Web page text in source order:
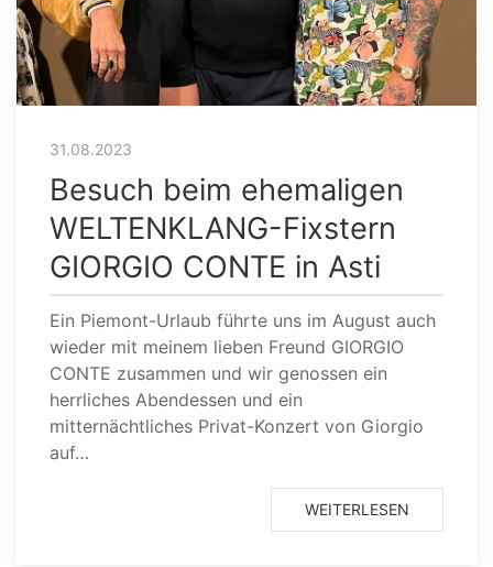
31.08.2023
Besuch beim ehemaligen
WELTENKLANG-Fixstern
GIORGIO CONTE in Asti
Ein Piemont-Urlaub führte uns im August auch
wieder mit meinem lieben Freund GIORGIO
CONTE zusammen und wir genossen ein
herrliches Abendessen und ein
mitternächtliches Privat-Konzert von Giorgio
auf…
WEITERLESEN